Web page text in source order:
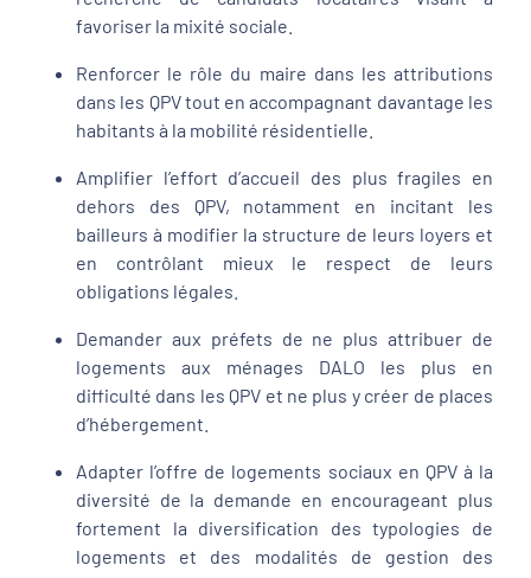
favoriser la mixité sociale.
Renforcer le rôle du maire dans les attributions
dans les QPV tout en accompagnant davantage les
habitants à la mobilité résidentielle.
Amplifier l’effort d’accueil des plus fragiles en
dehors des QPV, notamment en incitant les
bailleurs à modifier la structure de leurs loyers et
en contrôlant mieux le respect de leurs
obligations légales.
Demander aux préfets de ne plus attribuer de
logements aux ménages DALO les plus en
difficulté dans les QPV et ne plus y créer de places
d’hébergement.
Adapter l’offre de logements sociaux en QPV à la
diversité de la demande en encourageant plus
fortement la diversification des typologies de
logements et des modalités de gestion des